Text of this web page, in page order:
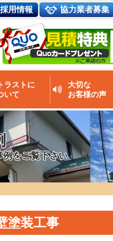
採用情報 協力業者募集
ラストに
いて
大切な
お客様の声
をご覧下さい
塗装工事